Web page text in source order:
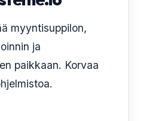
myyntisuppilon,
ja
paikkaan. Korvaa